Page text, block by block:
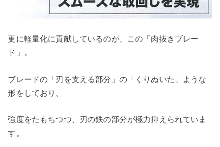
更に軽量化に貢献しているのが、この「肉抜きブレー
ド」。
ブレードの「刃を支える部分」の「くりぬいた」ような
形をしており、
強度をたもちつつ、刃の鉄の部分が極力抑えられていま
す。